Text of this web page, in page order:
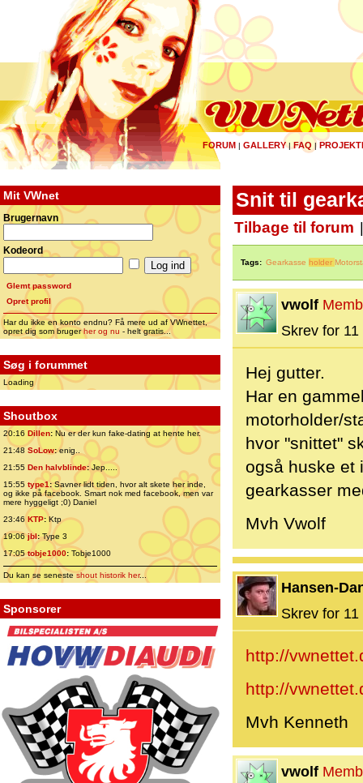
FORUM | GALLERY|FAQ |
Mit VWnet
Brugernavn
Kodeord
Glemt password
Opret profil
Har du ikke en konto endnu? Få mere ud af VWnettet,
opret dig som brugerher og nu - helt gratis...
Søg i forummet
Loading
Shoutbox
20:16 Dillen: Nu er der kun fake-dating at hente her.
21:48 SoLow:enig..
21:55 Den halvblinde:Jep.....
15:55 type1:Savner lidt tiden, hvor alt skete her inde,
og ikke på facebook. Smart nok med facebook, men var
mere hyggeligt ;0) Daniel
23:46 KTP:Ktp
19:06jbl:Type 3
17:05tobje1000: Tobje1000
Du kan se senesteshout historik her...
Sponsorer
Snit til
Tilbage til forum
Tags: Gearkasse holder
vwolf
Skrev for
Hej gutter.
Har en
motorholder/
hvor "snittet"
også huske et
gearkasser
Mvh Vwolf
Hansen-
Skrev for
http://
http://
Mvh Kenneth
vwolf